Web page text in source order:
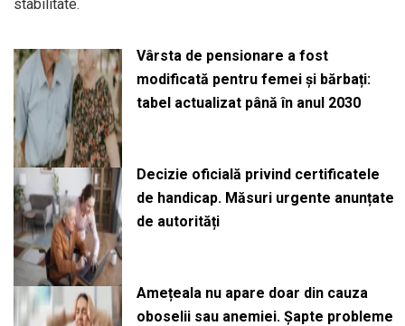
stabilitate.
Vârsta de pensionare a fost
modificată pentru femei și bărbați:
tabel actualizat până în anul 2030
Decizie oficială privind certificatele
de handicap. Măsuri urgente anunțate
de autorități
Amețeala nu apare doar din cauza
oboselii sau anemiei. Șapte probleme